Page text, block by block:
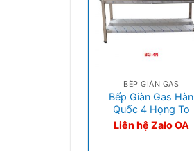
BẾP GIÀN GAS
Bếp Giàn Gas Hàn
Quốc 4 Họng To
Liên hệ Zalo OA